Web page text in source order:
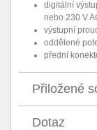
digitální
nebo 230 V
výstupní
oddělené
přední
Přiložené
Dotaz